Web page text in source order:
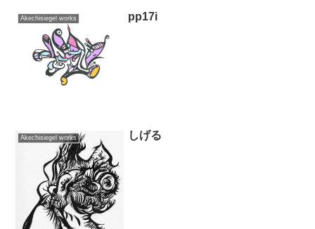
Akechisiegel works pp17i
Akechisiegel works しげる